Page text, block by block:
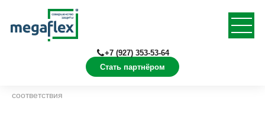
Стать партнёром
+7 (927) 353-53-64
соответствия